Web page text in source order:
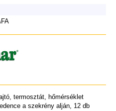
termosztát, hőmérséklet
a szekrény alján, 12 db